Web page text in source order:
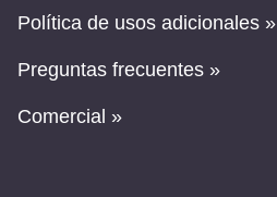
Política de usos adicionales »
Preguntas frecuentes »
Comercial »